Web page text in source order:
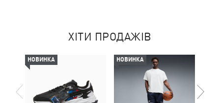
ХІТИ ПРОДАЖІВ
НОВИНКА НОВИНКА